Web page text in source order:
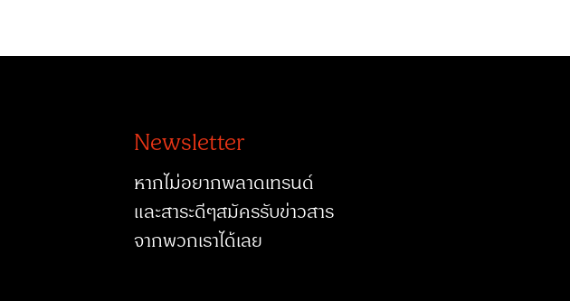
Newsletter
หากไม่อยากพลาดเทรนด์
และสาระดีๆสมัครรับข่าวสาร
จากพวกเราได้เลย